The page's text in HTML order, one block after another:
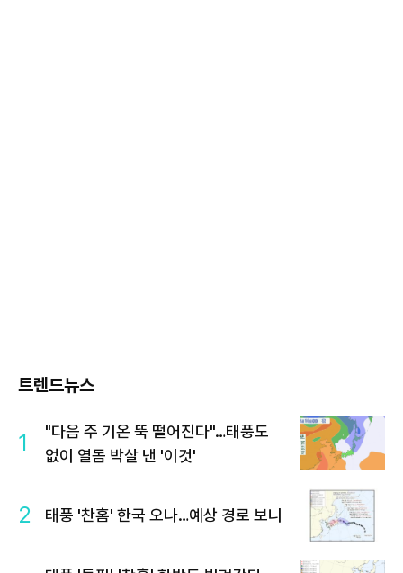
트렌드뉴스
1
"다음 주 기온 뚝 떨어진다"…태풍도
없이 열돔 박살 낸 '이것'
2 태풍 '찬홈' 한국 오나…예상 경로 보니